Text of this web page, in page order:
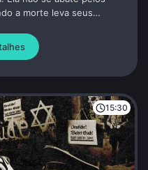
a morte leva seus
de las Missiones, mostra o
toda dor reprimida
15:30